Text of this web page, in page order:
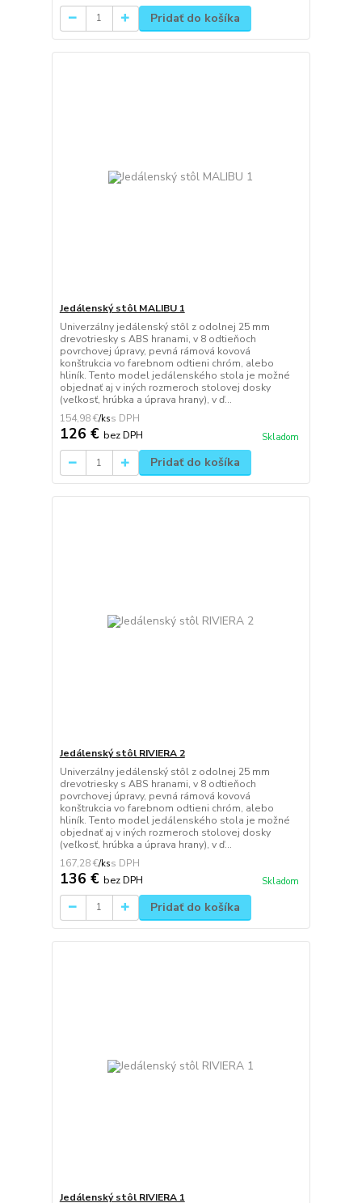
Pridať do košíka
Jedálenský stôl MALIBU 1
Univerzálny jedálenský stôl z odolnej 25 mm
drevotriesky s ABS hranami, v 8 odtieňoch
povrchovej úpravy, pevná rámová kovová
konštrukcia vo farebnom odtieni chróm, alebo
hliník. Tento model jedálenského stola je možné
objednať aj v iných rozmeroch stolovej dosky
(veľkosť, hrúbka a úprava hrany), v ď...
154,98 €/ks
126 € bez DPH Skladom
Pridať do košíka
Jedálenský stôl RIVIERA 2
Univerzálny jedálenský stôl z odolnej 25 mm
drevotriesky s ABS hranami, v 8 odtieňoch
povrchovej úpravy, pevná rámová kovová
konštrukcia vo farebnom odtieni chróm, alebo
hliník. Tento model jedálenského stola je možné
objednať aj v iných rozmeroch stolovej dosky
(veľkosť, hrúbka a úprava hrany), v ď...
167,28 €/ks
136 € bez DPH Skladom
Pridať do košíka
Jedálenský stôl RIVIERA 1